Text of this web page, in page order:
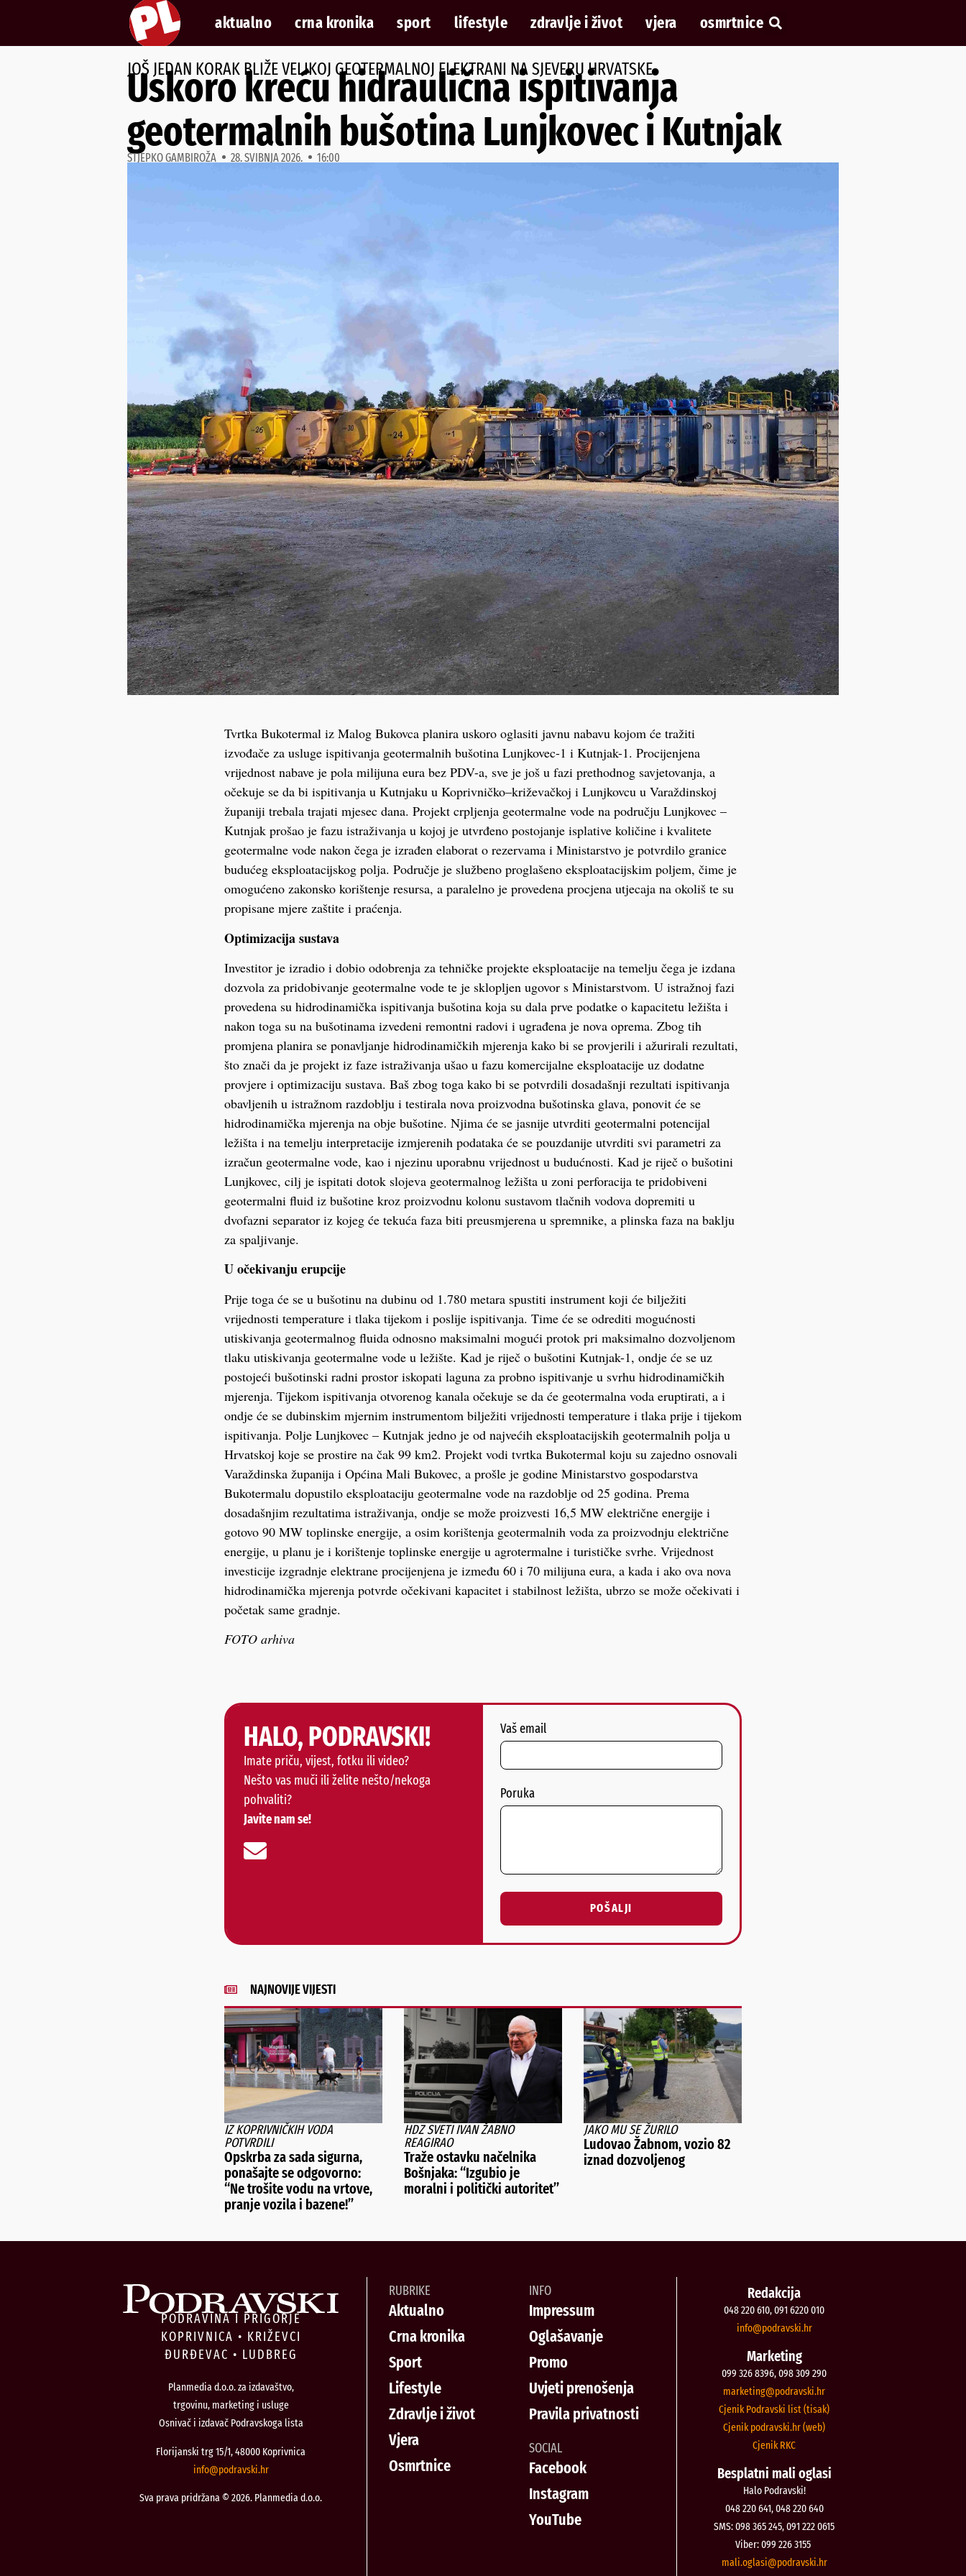
aktualno crna kronika sport lifestyle zdravlje i život vjera osmrtnice
JOŠ JEDAN KORAK BLIŽE VELIKOJ GEOTERMALNOJ ELEKTRANI NA SJEVERU HRVATSKE
Uskoro kreću hidraulična ispitivanja
geotermalnih bušotina Lunjkovec i Kutnjak
STJEPKO GAMBIROŽA 28. SVIBNJA 2026. 16:00
Tvrtka Bukotermal iz Malog Bukovca planira uskoro oglasiti javnu nabavu kojom će tražiti
izvođače za usluge ispitivanja geotermalnih bušotina Lunjkovec-1 i Kutnjak-1. Procijenjena
vrijednost nabave je pola milijuna eura bez PDV-a, sve je još u fazi prethodnog savjetovanja, a
očekuje se da bi ispitivanja u Kutnjaku u Koprivničko–križevačkoj i Lunjkovcu u Varaždinskoj
županiji trebala trajati mjesec dana. Projekt crpljenja geotermalne vode na području Lunjkovec –
Kutnjak prošao je fazu istraživanja u kojoj je utvrđeno postojanje isplative količine i kvalitete
geotermalne vode nakon čega je izrađen elaborat o rezervama i Ministarstvo je potvrdilo granice
budućeg eksploatacijskog polja. Područje je službeno proglašeno eksploatacijskim poljem, čime je
omogućeno zakonsko korištenje resursa, a paralelno je provedena procjena utjecaja na okoliš te su
propisane mjere zaštite i praćenja.
Optimizacija sustava
Investitor je izradio i dobio odobrenja za tehničke projekte eksploatacije na temelju čega je izdana
dozvola za pridobivanje geotermalne vode te je sklopljen ugovor s Ministarstvom. U istražnoj fazi
provedena su hidrodinamička ispitivanja bušotina koja su dala prve podatke o kapacitetu ležišta i
nakon toga su na bušotinama izvedeni remontni radovi i ugrađena je nova oprema. Zbog tih
promjena planira se ponavljanje hidrodinamičkih mjerenja kako bi se provjerili i ažurirali rezultati,
što znači da je projekt iz faze istraživanja ušao u fazu komercijalne eksploatacije uz dodatne
provjere i optimizaciju sustava. Baš zbog toga kako bi se potvrdili dosadašnji rezultati ispitivanja
obavljenih u istražnom razdoblju i testirala nova proizvodna bušotinska glava, ponovit će se
hidrodinamička mjerenja na obje bušotine. Njima će se jasnije utvrditi geotermalni potencijal
ležišta i na temelju interpretacije izmjerenih podataka će se pouzdanije utvrditi svi parametri za
izračun geotermalne vode, kao i njezinu uporabnu vrijednost u budućnosti. Kad je riječ o bušotini
Lunjkovec, cilj je ispitati dotok slojeva geotermalnog ležišta u zoni perforacija te pridobiveni
geotermalni fluid iz bušotine kroz proizvodnu kolonu sustavom tlačnih vodova dopremiti u
dvofazni separator iz kojeg će tekuća faza biti preusmjerena u spremnike, a plinska faza na baklju
za spaljivanje.
U očekivanju erupcije
Prije toga će se u bušotinu na dubinu od 1.780 metara spustiti instrument koji će bilježiti
vrijednosti temperature i tlaka tijekom i poslije ispitivanja. Time će se odrediti mogućnosti
utiskivanja geotermalnog fluida odnosno maksimalni mogući protok pri maksimalno dozvoljenom
tlaku utiskivanja geotermalne vode u ležište. Kad je riječ o bušotini Kutnjak-1, ondje će se uz
postojeći bušotinski radni prostor iskopati laguna za probno ispitivanje u svrhu hidrodinamičkih
mjerenja. Tijekom ispitivanja otvorenog kanala očekuje se da će geotermalna voda eruptirati, a i
ondje će se dubinskim mjernim instrumentom bilježiti vrijednosti temperature i tlaka prije i tijekom
ispitivanja. Polje Lunjkovec – Kutnjak jedno je od najvećih eksploatacijskih geotermalnih polja u
Hrvatskoj koje se prostire na čak 99 km2. Projekt vodi tvrtka Bukotermal koju su zajedno osnovali
Varaždinska županija i Općina Mali Bukovec, a prošle je godine Ministarstvo gospodarstva
Bukotermalu dopustilo eksploataciju geotermalne vode na razdoblje od 25 godina. Prema
dosadašnjim rezultatima istraživanja, ondje se može proizvesti 16,5 MW električne energije i
gotovo 90 MW toplinske energije, a osim korištenja geotermalnih voda za proizvodnju električne
energije, u planu je i korištenje toplinske energije u agrotermalne i turističke svrhe. Vrijednost
investicije izgradnje elektrane procijenjena je između 60 i 70 milijuna eura, a kada i ako ova nova
hidrodinamička mjerenja potvrde očekivani kapacitet i stabilnost ležišta, ubrzo se može očekivati i
početak same gradnje.
FOTO arhiva
HALO, PODRAVSKI!
Imate priču, vijest, fotku ili video?
Nešto vas muči ili želite nešto/nekoga
pohvaliti?
Javite nam se!
Vaš email
Poruka
POŠALJI
NAJNOVIJE VIJESTI
IZ KOPRIVNIČKIH VODA
POTVRDILI
Opskrba za sada sigurna,
ponašajte se odgovorno:
“Ne trošite vodu na vrtove,
pranje vozila i bazene!”
HDZ SVETI IVAN ŽABNO
REAGIRAO
Traže ostavku načelnika
Bošnjaka: “Izgubio je
moralni i politički autoritet”
JAKO MU SE ŽURILO
Ludovao Žabnom, vozio 82
iznad dozvoljenog
PODRAVINA I PRIGORJE
KOPRIVNICA • KRIŽEVCI
ĐURĐEVAC • LUDBREG
Planmedia d.o.o. za izdavaštvo,
trgovinu, marketing i usluge
Osnivač i izdavač Podravskoga lista
Florijanski trg 15/1, 48000 Koprivnica
rh.iksvardop
@ofni
Sva prava pridržana © 2026. Planmedia d.o.o.
RUBRIKE
Aktualno
Crna kronika
Sport
Lifestyle
Zdravlje i život
Vjera
Osmrtnice
INFO
Impressum
Oglašavanje
Promo
Uvjeti prenošenja
Pravila privatnosti
SOCIAL
Facebook
Instagram
YouTube
Redakcija
048 220 610, 091 6220 010
rh.iksvardop
@ofni
Marketing
099 326 8396, 098 309 290
rh.iksvardop
@gnitekram
Cjenik Podravski list (tisak)
Cjenik podravski.hr (web)
Cjenik RKC
Besplatni mali oglasi
Halo Podravski!
048 220 641, 048 220 640
SMS: 098 365 245, 091 222 0615
Viber: 099 226 3155
rh.iksvardop
@isalgo.ilam